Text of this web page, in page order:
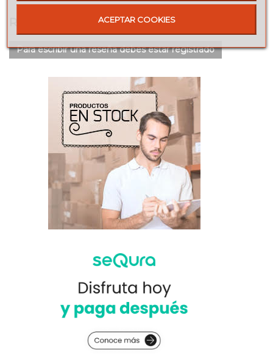
Para escribir una reseña debes estar registrado
ACEPTAR COOKIES